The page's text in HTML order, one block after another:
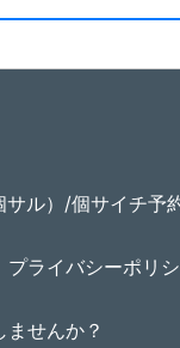
ル）/個サイチ予
プライバシーポリ
せんか？